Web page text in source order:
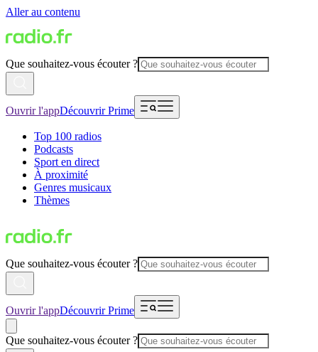
Aller au contenu
Que souhaitez-vous écouter ?
Ouvrir l'appDécouvrir Prime
Top 100 radios
Podcasts
Sport en direct
À proximité
Genres musicaux
Thèmes
Que souhaitez-vous écouter ?
Ouvrir l'appDécouvrir Prime
Que souhaitez-vous écouter ?